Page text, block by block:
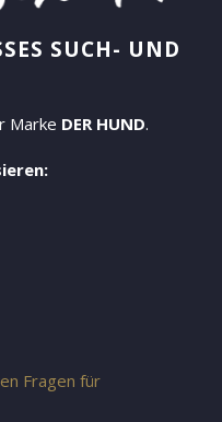
SUCH- UND B
Marke DER HUND.
Fragen für